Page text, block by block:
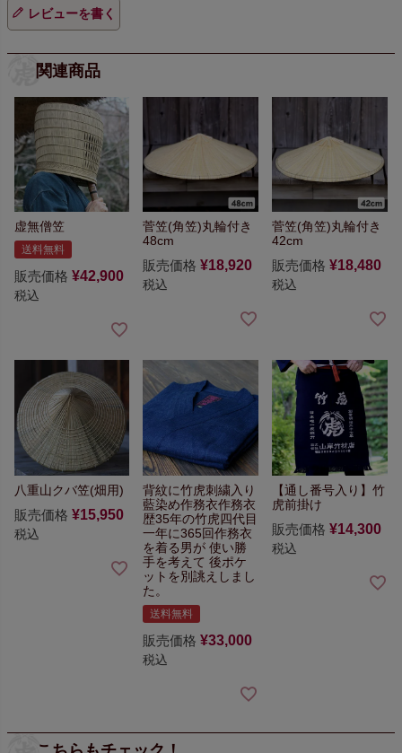
レビューを書く
関連商品
虚無僧笠
送料無料
販売価格 ¥42,900
税込
菅笠(角笠)丸輪付き
48cm
販売価格 ¥18,920
税込
菅笠(角笠)丸輪付き
42cm
販売価格 ¥18,480
税込
八重山クバ笠(畑用)
販売価格 ¥15,950
税込
背紋に竹虎刺繍入り
藍染め作務衣作務衣
歴35年の竹虎四代目
一年に365回作務衣
を着る男が 使い勝
手を考えて 後ポケ
ットを別誂えしまし
た。
送料無料
販売価格 ¥33,000
税込
【通し番号入り】竹
虎前掛け
販売価格 ¥14,300
税込